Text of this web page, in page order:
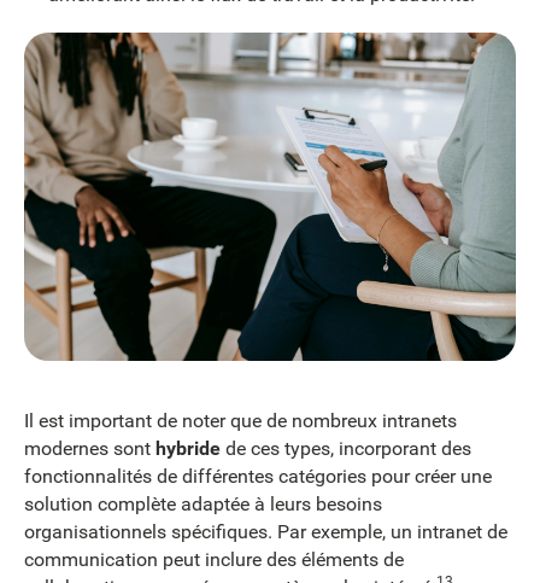
Il est important de noter que de nombreux intranets
modernes sont hybride de ces types, incorporant des
fonctionnalités de différentes catégories pour créer une
solution complète adaptée à leurs besoins
organisationnels spécifiques. Par exemple, un intranet de
communication peut inclure des éléments de